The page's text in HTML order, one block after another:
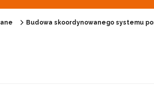
Budowa skoordynowanego systemu